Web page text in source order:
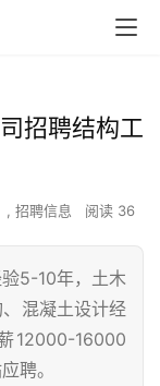
招聘结构工
, 招聘信息 阅读 36
5-10年，土木
混凝土设计经
12000-16000
聘。